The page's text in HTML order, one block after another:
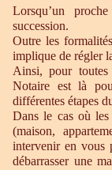
Lorsqu’un
succession.
Outre les
implique de régler
Ainsi, pour
Notaire est là
différentes étapes
Dans le cas où
(maison,
intervenir en vous
débarrasser une